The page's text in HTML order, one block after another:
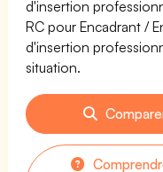
d'insertion
RC pour Encadrant /
d'insertion
situation.